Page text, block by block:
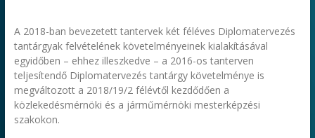
A 2018-ban bevezetett tantervek két féléves Diplomatervezés
tantárgyak felvételének követelményeinek kialakításával
egyidőben – ehhez illeszkedve – a 2016-os tanterven
teljesítendő Diplomatervezés tantárgy követelménye is
megváltozott a 2018/19/2 félévtől kezdődően a
közlekedésmérnöki és a járműmérnöki mesterképzési
szakokon.